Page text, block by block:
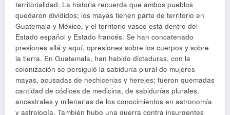
territorialidad. La historia recuerda que ambos pueblos
quedaron divididos; los mayas tienen parte de territorio en
Guatemala y México, y el territorio vasco está dentro del
Estado español y Estado francés. Se han concatenado
presiones allá y aquí, opresiones sobre los cuerpos y sobre
la tierra. En Guatemala, han habido dictaduras, con la
colonización se persiguió la sabiduría plural de mujeres
mayas, acusadas de hechicerías y herejes; fueron quemadas
cantidad de códices de medicina, de sabidurías plurales,
ancestrales y milenarias de los conocimientos en astronomía
y astrología. También hubo una guerra contra insurgentes